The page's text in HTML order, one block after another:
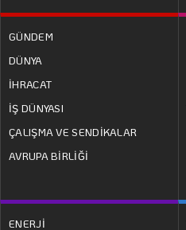
GÜNDEM
DÜNYA
İHRACAT
İŞ DÜNYASI
ÇALIŞMA VE SENDİKALAR
AVRUPA BİRLİĞİ
ENERJİ